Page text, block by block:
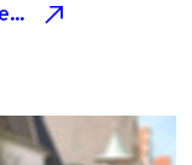
Mehr Informationen zum High Definition Testfeld